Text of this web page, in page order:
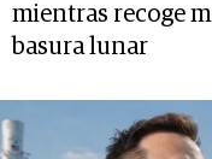
mientras recoge
basura lunar